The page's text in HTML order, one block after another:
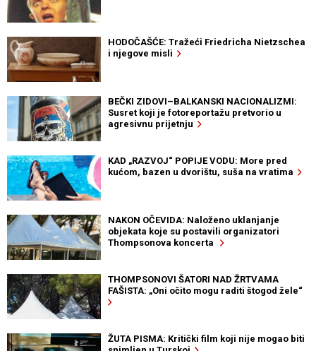
HODOČAŠĆE: Tražeći Friedricha Nietzschea
i njegove misli
BEČKI ZIDOVI–BALKANSKI NACIONALIZMI:
Susret koji je fotoreportažu pretvorio u
agresivnu prijetnju
KAD „RAZVOJ“ POPIJE VODU: More pred
kućom, bazen u dvorištu, suša na vratima
NAKON OČEVIDA: Naloženo uklanjanje
objekata koje su postavili organizatori
Thompsonova koncerta
THOMPSONOVI ŠATORI NAD ŽRTVAMA
FAŠISTA: „Oni očito mogu raditi štogod žele“
ŽUTA PISMA: Kritički film koji nije mogao biti